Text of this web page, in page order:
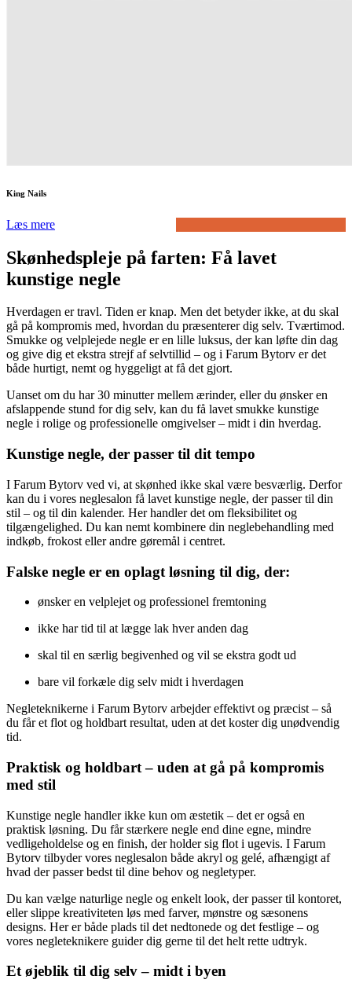
King Nails
Læs mere
Skønhedspleje på farten: Få lavet
kunstige negle
Hverdagen er travl. Tiden er knap. Men det betyder ikke, at du skal
gå på kompromis med, hvordan du præsenterer dig selv. Tværtimod.
Smukke og velplejede negle er en lille luksus, der kan løfte din dag
og give dig et ekstra strejf af selvtillid – og i Farum Bytorv er det
både hurtigt, nemt og hyggeligt at få det gjort.
Uanset om du har 30 minutter mellem ærinder, eller du ønsker en
afslappende stund for dig selv, kan du få lavet smukke kunstige
negle i rolige og professionelle omgivelser – midt i din hverdag.
Kunstige negle, der passer til dit tempo
I Farum Bytorv ved vi, at skønhed ikke skal være besværlig. Derfor
kan du i vores neglesalon få lavet kunstige negle, der passer til din
stil – og til din kalender. Her handler det om fleksibilitet og
tilgængelighed. Du kan nemt kombinere din neglebehandling med
indkøb, frokost eller andre gøremål i centret.
Falske negle er en oplagt løsning til dig, der:
ønsker en velplejet og professionel fremtoning
ikke har tid til at lægge lak hver anden dag
skal til en særlig begivenhed og vil se ekstra godt ud
bare vil forkæle dig selv midt i hverdagen
Negleteknikerne i Farum Bytorv arbejder effektivt og præcist – så
du får et flot og holdbart resultat, uden at det koster dig unødvendig
tid.
Praktisk og holdbart – uden at gå på kompromis
med stil
Kunstige negle handler ikke kun om æstetik – det er også en
praktisk løsning. Du får stærkere negle end dine egne, mindre
vedligeholdelse og en finish, der holder sig flot i ugevis. I Farum
Bytorv tilbyder vores neglesalon både akryl og gelé, afhængigt af
hvad der passer bedst til dine behov og negletyper.
Du kan vælge naturlige negle og enkelt look, der passer til kontoret,
eller slippe kreativiteten løs med farver, mønstre og sæsonens
designs. Her er både plads til det nedtonede og det festlige – og
vores negleteknikere guider dig gerne til det helt rette udtryk.
Et øjeblik til dig selv – midt i byen